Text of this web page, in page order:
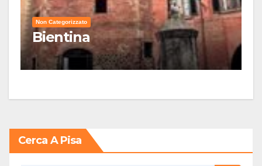
Non Categorizzato
Bientina
Cerca A Pisa